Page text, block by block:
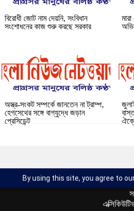
বিরোধী জোট নাম দেয়নি, সংবিধান
সংশোধনের কাজ শুরু করছে সরকার
অস্ত্র-সংকট সম্পর্কে জানতেন না ট্রাম্প,
হেগসেথের সঙ্গে বাগ্‌যুদ্ধে জড়ান
প্রেসিডেন্ট
By using this site, you agree to